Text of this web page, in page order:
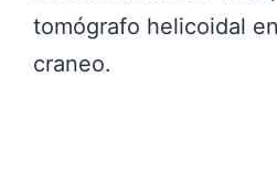
tomógrafo helicoidal
craneo.